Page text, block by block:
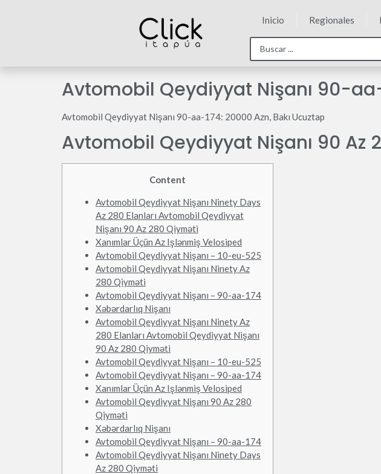
Inicio Regionales
Avtomobil Qeydiyyat Nişanı 90-aa-
Avtomobil Qeydiyyat Nişanı 90-aa-174: 20000 Azn, Bakı Ucuztap
Avtomobil Qeydiyyat Nişanı 90 Az
Content
Avtomobil Qeydiyyat Nişanı Ninety Days
Az 280 Elanları Avtomobil Qeydiyyat
Nişanı 90 Az 280 Qiyməti
Xanımlar Üçün Az Işlənmiş Velosiped
Avtomobil Qeydiyyat Nişanı – 10-eu-525
Avtomobil Qeydiyyat Nişanı Ninety Az
280 Qiyməti
Avtomobil Qeydiyyat Nişanı – 90-aa-174
Xəbərdarlıq Nişanı
Avtomobil Qeydiyyat Nişanı Ninety Az
280 Elanları Avtomobil Qeydiyyat Nişanı
90 Az 280 Qiyməti
Avtomobil Qeydiyyat Nişanı – 10-eu-525
Avtomobil Qeydiyyat Nişanı – 90-aa-174
Xanımlar Üçün Az Işlənmiş Velosiped
Avtomobil Qeydiyyat Nişanı 90 Az 280
Qiyməti
Xəbərdarlıq Nişanı
Avtomobil Qeydiyyat Nişanı – 90-aa-174
Avtomobil Qeydiyyat Nişanı Ninety Days
Az 280 Qiyməti